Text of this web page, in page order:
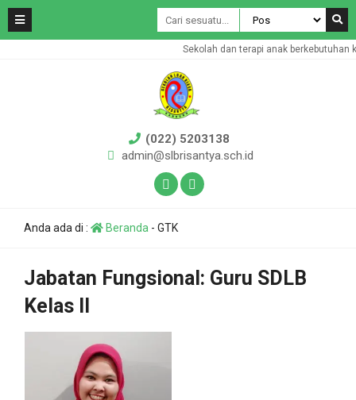
Sekolah dan terapi anak berkebutuhan
(022) 5203138
admin@slbrisantya.sch.id
Anda ada di : Beranda - GTK
Jabatan Fungsional: Guru SDLB
Kelas II